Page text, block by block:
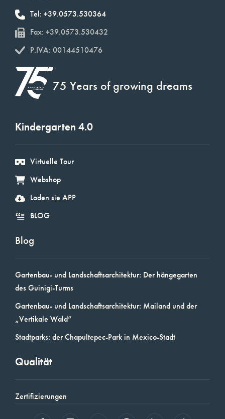
Tel: +39.0573.530364
Fax: +39.0573.530432
P.IVA: 00144510476
75 Years of growing dreams
Kindergarten 4.0
Virtuelle Tour
Webshop
Laden sie APP
BLOG
Blog
Gartenbau- und Landschaftsarchitektur: Der hängegarten
des Guinigi-Turms
Gartenbau- und Landschaftsarchitektur: Mailand und der
„Vertikale Wald“
Stadtparks: der Chapultepec-Park in Mexico-Stadt
Qualität
Zertifizierungen